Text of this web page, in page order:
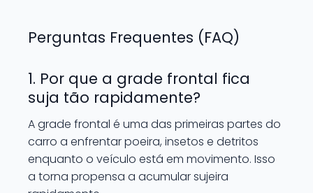
Perguntas Frequentes (FAQ)
1. Por que a grade frontal fica
suja tão rapidamente?
A grade frontal é uma das primeiras partes do
carro a enfrentar poeira, insetos e detritos
enquanto o veículo está em movimento. Isso
a torna propensa a acumular sujeira